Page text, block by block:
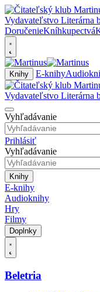
DoručenieKníhkupectvá
Knihy E-knihy
Vyhľadávanie
Prihlásiť
Vyhľadávanie
Knihy
E-knihy
Audioknihy
Hry
Filmy
Doplnky
Beletria